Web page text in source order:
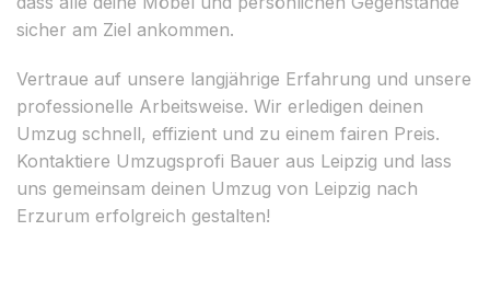
sicher am Ziel ankommen.
Vertraue auf unsere langjährige Erfahrung und unsere
professionelle Arbeitsweise. Wir erledigen deinen
Umzug schnell, effizient und zu einem fairen Preis.
Kontaktiere Umzugsprofi Bauer aus Leipzig und lass
uns gemeinsam deinen Umzug von Leipzig nach
Erzurum erfolgreich gestalten!